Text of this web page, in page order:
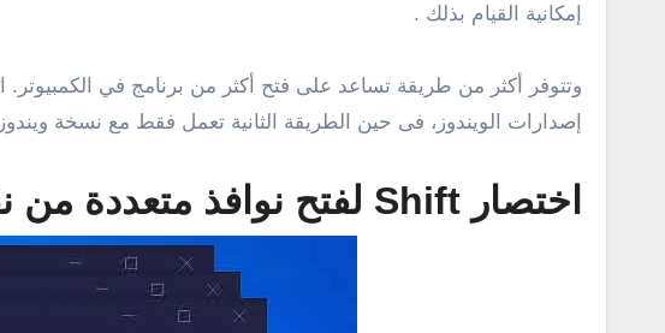
إمكانية القيام بذلك .
إصدارات الويندوز، فى حين الطريقة الثانية تعمل فقط مع نسخة ويندوز 10.
اختصار Shift لفتح نوافذ متعددة من نفس البرنامج